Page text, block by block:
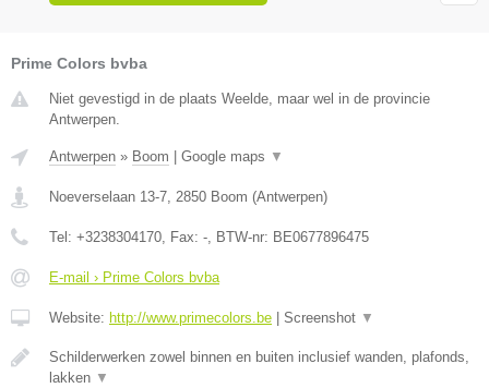
Prime Colors bvba
Niet gevestigd in de plaats Weelde, maar wel in de provincie
Antwerpen.
Antwerpen » Boom Google maps ▼
Noeverselaan 13-7, 2850 Boom (Antwerpen)
Tel: +3238304170, Fax: -, BTW-nr: BE0677896475
E-mail › Prime Colors bvba
Website: http://www.primecolors.be Screenshot ▼
Schilderwerken zowel binnen en buiten inclusief wanden, plafonds,
lakken ▼